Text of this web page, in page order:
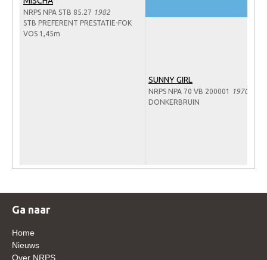
WBSFH
Dekhengsten
NRPS NPA STB 85.27 1982
STB PREFERENT PRESTATIE-FOK
VOS 1,45m
SUNNY GIRL
NRPS NPA 70 VB 200001
1970
DONKERBRUIN
Ga naar
Home
Nieuws
Over NRPS